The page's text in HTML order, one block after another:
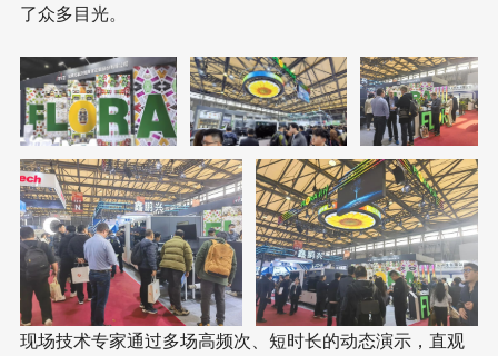
了众多目光。
现场技术专家通过多场高频次、短时长的动态演示，直观